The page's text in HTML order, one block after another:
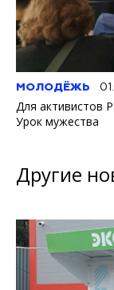
МОЛОДЁЖЬ
Для активистов
Урок мужества
Другие